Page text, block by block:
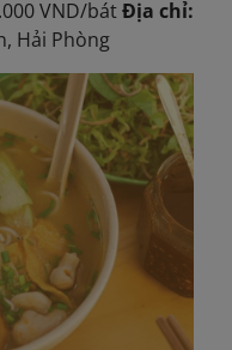
VND/bátĐịa chỉ:
Hải Phòng